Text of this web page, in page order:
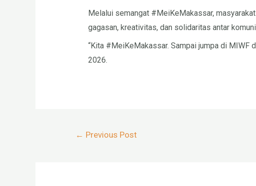
Melalui semangat #MeiKeMakassar,
gagasan, kreativitas, dan solidaritas antar
“Kita #MeiKeMakassar. Sampai jumpa di MIWF
2026.
← Previous Post